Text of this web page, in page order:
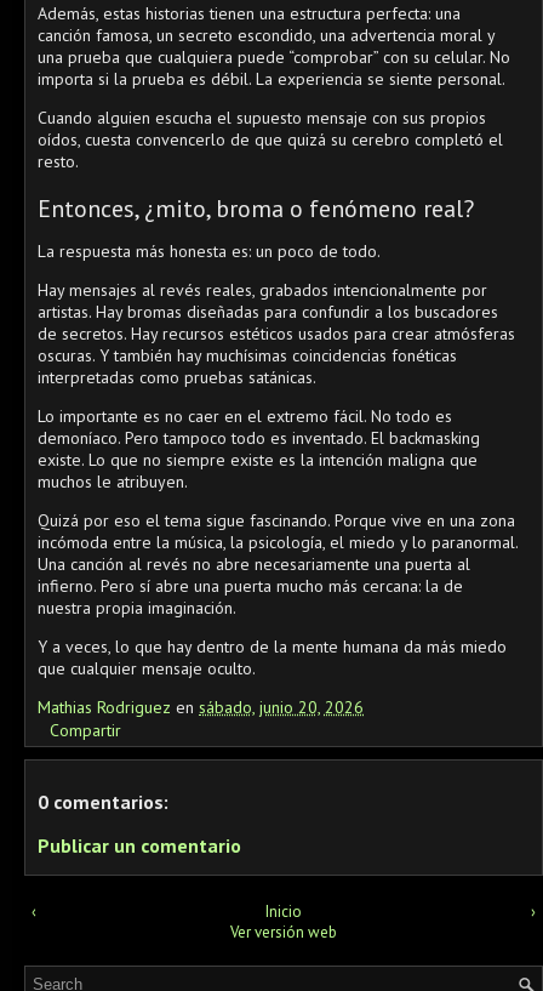
Además, estas historias tienen una estructura perfecta: una
canción famosa, un secreto escondido, una advertencia moral y
una prueba que cualquiera puede “comprobar” con su celular. No
importa si la prueba es débil. La experiencia se siente personal.
Cuando alguien escucha el supuesto mensaje con sus propios
oídos, cuesta convencerlo de que quizá su cerebro completó el
resto.
Entonces, ¿mito, broma o fenómeno real?
La respuesta más honesta es: un poco de todo.
Hay mensajes al revés reales, grabados intencionalmente por
artistas. Hay bromas diseñadas para confundir a los buscadores
de secretos. Hay recursos estéticos usados para crear atmósferas
oscuras. Y también hay muchísimas coincidencias fonéticas
interpretadas como pruebas satánicas.
Lo importante es no caer en el extremo fácil. No todo es
demoníaco. Pero tampoco todo es inventado. El backmasking
existe. Lo que no siempre existe es la intención maligna que
muchos le atribuyen.
Quizá por eso el tema sigue fascinando. Porque vive en una zona
incómoda entre la música, la psicología, el miedo y lo paranormal.
Una canción al revés no abre necesariamente una puerta al
infierno. Pero sí abre una puerta mucho más cercana: la de
nuestra propia imaginación.
Y a veces, lo que hay dentro de la mente humana da más miedo
que cualquier mensaje oculto.
Mathias Rodriguez en sábado, junio 20, 2026
Compartir
0 comentarios:
Publicar un comentario
‹ ›
Inicio
Ver versión web